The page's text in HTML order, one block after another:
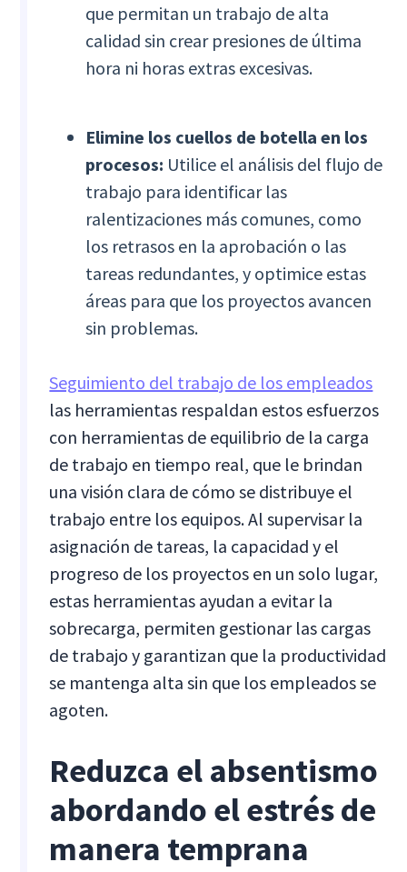
que permitan un trabajo de alta
calidad sin crear presiones de última
hora ni horas extras excesivas.
Elimine los cuellos de botella en los
procesos: Utilice el análisis del flujo de
trabajo para identificar las
ralentizaciones más comunes, como
los retrasos en la aprobación o las
tareas redundantes, y optimice estas
áreas para que los proyectos avancen
sin problemas.
Seguimiento del trabajo de los empleados
las herramientas respaldan estos esfuerzos
con herramientas de equilibrio de la carga
de trabajo en tiempo real, que le brindan
una visión clara de cómo se distribuye el
trabajo entre los equipos. Al supervisar la
asignación de tareas, la capacidad y el
progreso de los proyectos en un solo lugar,
estas herramientas ayudan a evitar la
sobrecarga, permiten gestionar las cargas
de trabajo y garantizan que la productividad
se mantenga alta sin que los empleados se
agoten.
Reduzca el absentismo
abordando el estrés de
manera temprana